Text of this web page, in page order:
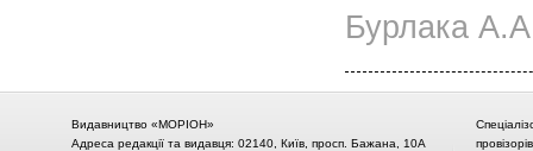
Бурлака
Видавництво «МОРІОН»
Адреса редакції та видавця: 02140, Київ, просп. Бажана, 10А